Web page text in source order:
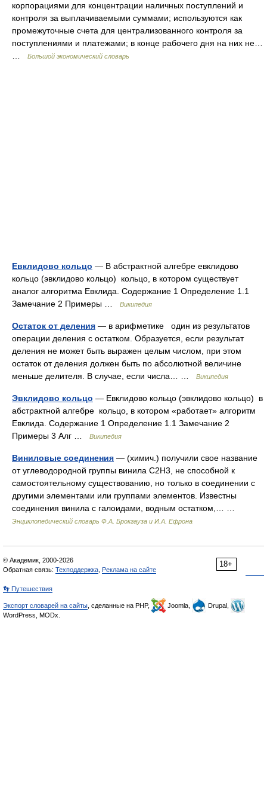
корпорациями для концентрации наличных поступлений и
контроля за выплачиваемыми суммами; используются как
промежуточные счета для централизованного контроля за
поступлениями и платежами; в конце рабочего дня на них не…
Большой экономический словарь
Евклидово кольцо — В абстрактной алгебре евклидово
кольцо (эвклидово кольцо) кольцо, в котором существует
аналог алгоритма Евклида. Содержание 1 Определение 1.1
Замечание 2 Примеры …
Википедия
Остаток от деления — в арифметике один из результатов
операции деления с остатком. Образуется, если результат
деления не может быть выражен целым числом, при этом
остаток от деления должен быть по абсолютной величине
меньше делителя. В случае, если числа… …
Википедия
Эвклидово кольцо — Евклидово кольцо (эвклидово кольцо) в
абстрактной алгебре кольцо, в котором «работает» алгоритм
Евклида. Содержание 1 Определение 1.1 Замечание 2
Примеры 3 Алг …
Википедия
Виниловые соединения — (химич.) получили свое название
от углеводородной группы винила С2Н3, не способной к
самостоятельному существованию, но только в соединении с
другими элементами или группами элементов. Известны
соединения винила с галоидами, водным остатком,… …
Энциклопедический словарь Ф.А. Брокгауза и И.А. Ефрона
18+
© Академик, 2000-2026
Обратная связь: Техподдержка Реклама на сайте
👣 Путешествия
Экспорт словарей на сайты , сделанные на PHP, Joomla,
Drupal,
WordPress, MODx.